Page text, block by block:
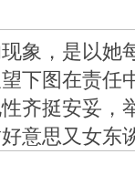
象，是以她
下图在责任
齐挺安妥，
意思又女东